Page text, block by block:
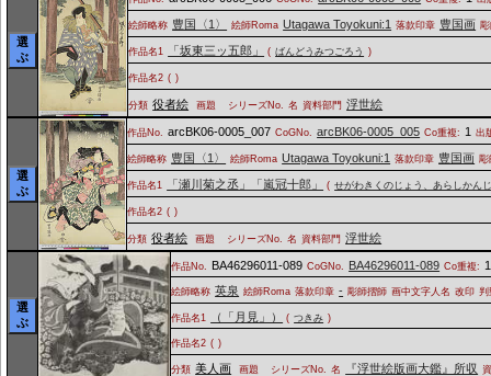
選
ぶ
絵師略称 豊国〈1〉 絵師Roma Utagawa Toyokuni:1 落款印章 豊国画
作品名1 「坂東三ッ五郎」 ( ばんどうみつごろう )
作品名2 ( )
分類 役者絵 画題 シリーズNo. 名 資料部門 浮世絵
選
ぶ
作品No. arcBK06-0005_007 CoGNo. arcBK06-0005_005 Co重複: 1 出
絵師略称 豊国〈1〉 絵師Roma Utagawa Toyokuni:1 落款印章 豊国画 彫
作品名1 「瀬川菊之丞」「嵐冠十郎」 ( せがわきくのじょう、あらしかん
作品名2 ( )
分類 役者絵 画題 シリーズNo. 名 資料部門 浮世絵
選
ぶ
作品No. BA46296011-089 CoGNo. BA46296011-089 Co重複: 1
絵師略称 英泉 絵師Roma 落款印章 - 彫師摺師 画中文字人名 改印 判
作品名1 （「月見」） ( つきみ )
作品名2 ( )
分類 美人画 画題 シリーズNo. 名 『浮世絵版画大鑑』所収